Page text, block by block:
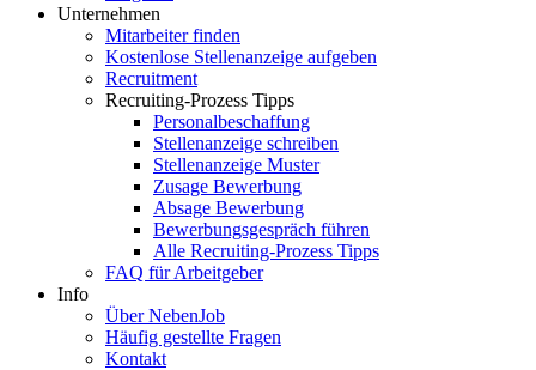
Unternehmen
Mitarbeiter finden
Kostenlose Stellenanzeige aufgeben
Recruitment
Recruiting-Prozess Tipps
Personalbeschaffung
Stellenanzeige schreiben
Stellenanzeige Muster
Zusage Bewerbung
Absage Bewerbung
Bewerbungsgespräch führen
Alle Recruiting-Prozess Tipps
FAQ für Arbeitgeber
Info
Über NebenJob
Häufig gestellte Fragen
Kontakt